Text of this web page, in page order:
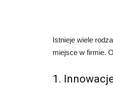
Istnieje wiele
miejsce w firmie.
1.